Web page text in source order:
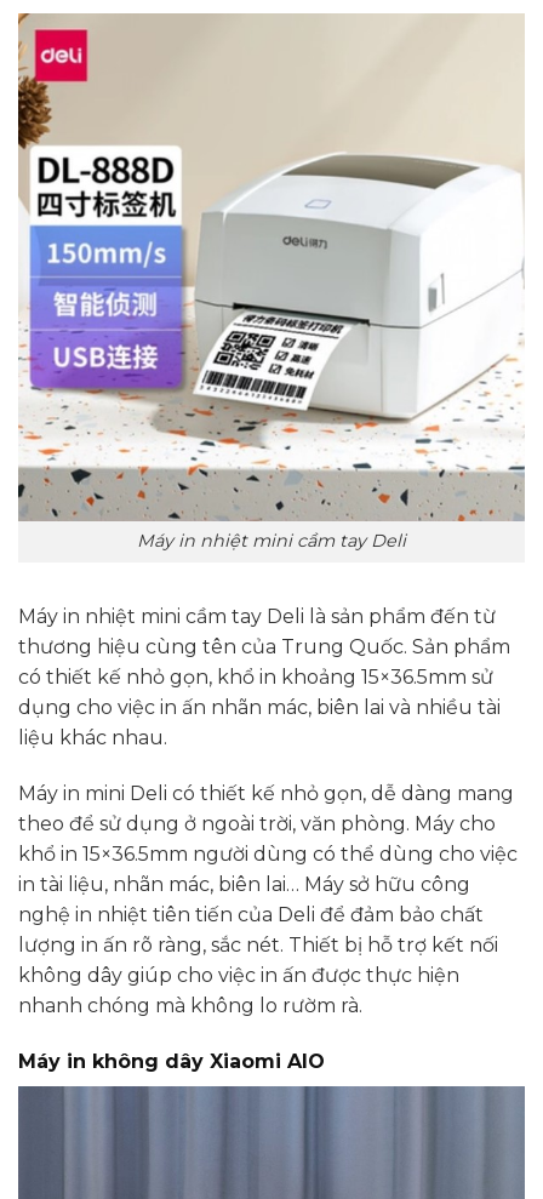
Máy in nhiệt mini cầm tay Deli
Máy in nhiệt mini cầm tay Deli là sản phẩm đến từ
thương hiệu cùng tên của Trung Quốc. Sản phẩm
có thiết kế nhỏ gọn, khổ in khoảng 15×36.5mm sử
dụng cho việc in ấn nhãn mác, biên lai và nhiều tài
liệu khác nhau.
Máy in mini Deli có thiết kế nhỏ gọn, dễ dàng mang
theo để sử dụng ở ngoài trời, văn phòng. Máy cho
khổ in 15×36.5mm người dùng có thể dùng cho việc
in tài liệu, nhãn mác, biên lai… Máy sở hữu công
nghệ in nhiệt tiên tiến của Deli để đảm bảo chất
lượng in ấn rõ ràng, sắc nét. Thiết bị hỗ trợ kết nối
không dây giúp cho việc in ấn được thực hiện
nhanh chóng mà không lo rườm rà.
Máy in không dây Xiaomi AIO